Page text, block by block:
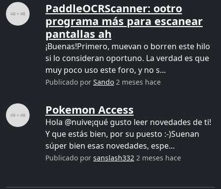
PaddleOCRScanner: ootro
programa más para escanear
pantallas ah
¡Buenas!Primero, muevan o borren este hilo
si lo consideran oportuno. La verdad es que
muy poco uso este foro, y no s...
Publicado por Sando 2 meses hace
Pokemon Access
Hola @nuive¡qué gusto leer novedades de ti!
Y que estás bien, por su puesto :-)Suenan
súper bien esas novedades, espe...
Publicado por sanslash332 2 meses hace